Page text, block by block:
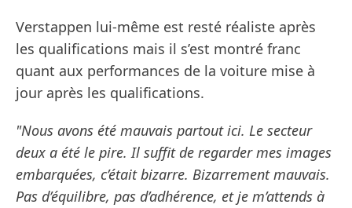
Verstappen lui-même est resté réaliste après
les qualifications mais il s’est montré franc
quant aux performances de la voiture mise à
jour après les qualifications.
"Nous avons été mauvais partout ici. Le secteur
deux a été le pire. Il suffit de regarder mes images
embarquées, c’était bizarre. Bizarrement mauvais.
Pas d’équilibre, pas d’adhérence, et je m’attends à